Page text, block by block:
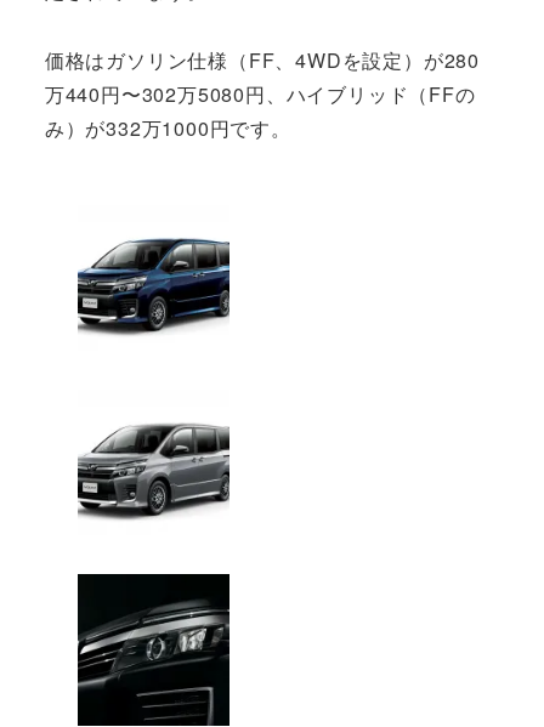
価格はガソリン仕様（FF、4WDを設定）が280
万440円〜302万5080円、ハイブリッド（FFの
み）が332万1000円です。